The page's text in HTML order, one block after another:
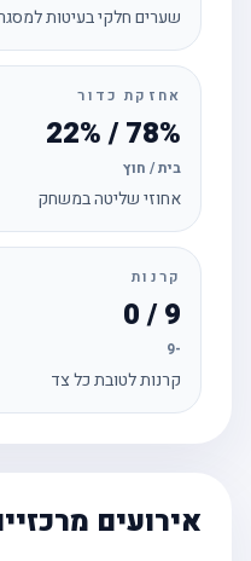
שערים חלקי בעיטות למסגרת
אחזקת כדור
78% / 22%
בית / חוץ
אחוזי שליטה במשחק
קרנות
קרנות לטובת כל צד
אירועים מרכזיים